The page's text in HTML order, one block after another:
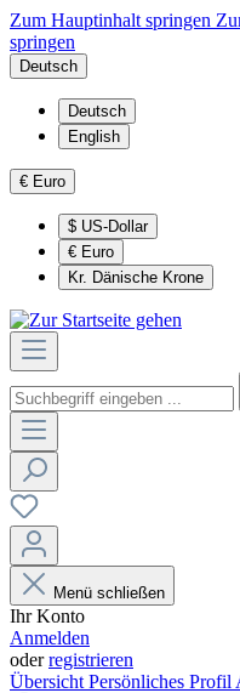
Zum Hauptinhalt springen
springen
Deutsch
Deutsch
English
€ Euro
$ US-Dollar
€ Euro
Kr. Dänische Krone
Menü schließen
Ihr Konto
Anmelden
oderregistrieren
Übersicht Persönliches Profil